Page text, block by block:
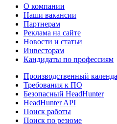
О компании
Наши вакансии
Партнерам
Реклама на сайте
Новости и статьи
Инвесторам
Кандидаты по профессиям
Производственный
Требования к ПО
Безопасный HeadHunter
HeadHunter API
Поиск работы
Поиск по резюме